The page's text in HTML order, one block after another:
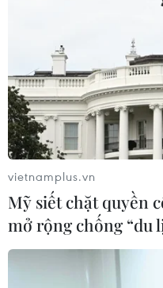
Nữ cơ thủ Yến
nên lịch sử cho
10/05/2026 14:31
Xuất sắc vượt qua Lee
billiards carom 3 băng,
cách nữ cơ thủ đầu tiên
giải đấu cấp độ châu lục.
vietnamplus.vn
Mỹ siết chặt quyền
mở rộng chống “du